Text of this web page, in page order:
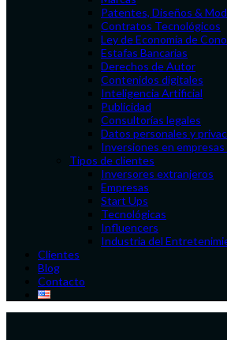
Patentes, Diseños &
Contratos Tecnológicos
Ley de Economía de
Estafas Bancarias
Derechos de Autor
Contenidos digitales
Inteligencia Artificial
Publicidad
Consultorías legales
Datos personales y
Inversiones en
Tipos de clientes
Inversores extranjeros
Empresas
Start Ups
Tecnológicas
Influencers
Industria del
Clientes
Blog
Contacto